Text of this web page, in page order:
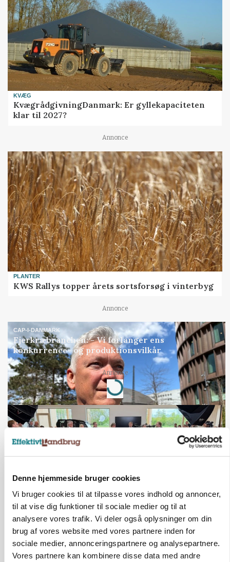
Denne hjemmeside bruger cookies
Vi bruger cookies til at tilpasse vores indhold og annoncer,
til at vise dig funktioner til sociale medier og til at
analysere vores trafik. Vi deler også oplysninger om din
brug af vores website med vores partnere inden for
sociale medier, annonceringspartnere og analysepartnere.
Vores partnere kan kombinere disse data med andre
KVÆG
KvægrådgivningDanmark: Er gyllekapaciteten
klar til 2027?
Annonce
PLANTER
KWS Rallys topper årets sortsforsøg i vinterbyg
Annonce
CAP-I-DANMARK
Fjerkræbranchen: - Vi forlanger ens
konkurrence- og produktionsvilkår
Annonce
Loading...
BUSINESS
Ejer eller medejer? Nyt tv-format udfordrer
landbrugets ejerstruktur